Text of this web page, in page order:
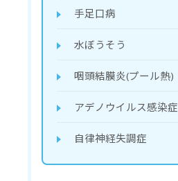
手足口病
水ぼうそう
咽頭結膜炎(プール熱)
アデノウイルス感染症
自律神経失調症